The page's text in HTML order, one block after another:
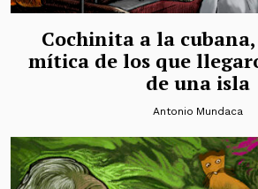
Cochinita a la
mítica de los que
de una isla
Antonio Mundaca